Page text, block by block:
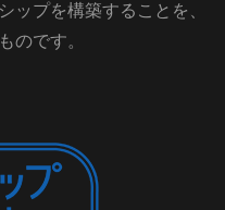
ップを構築することを、
のです。